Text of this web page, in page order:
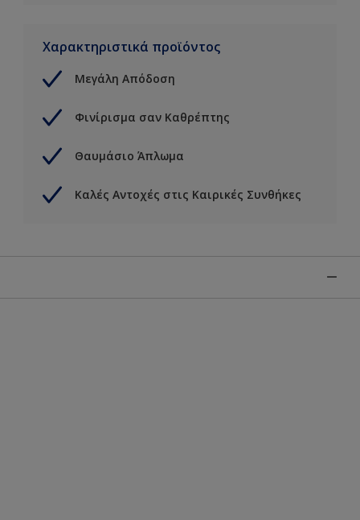
Χαρακτηριστικά προϊόντος
Μεγάλη Απόδοση
Φινίρισμα σαν Καθρέπτης
Θαυμάσιο Άπλωμα
Καλές Αντοχές στις Καιρικές Συνθήκες